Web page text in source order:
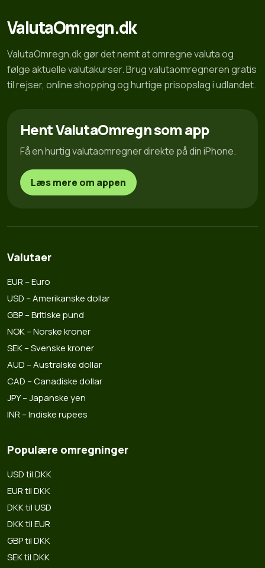
ValutaOmregn.dk
ValutaOmregn.dk gør det nemt at omregne valuta og
følge aktuelle valutakurser. Brug valutaomregneren gratis
til rejser, online shopping og hurtige prisopslag i udlandet.
Hent ValutaOmregn som app
Få en hurtig valutaomregner direkte på din iPhone.
Læs mere om appen
Valutaer
EUR – Euro
USD – Amerikanske dollar
GBP – Britiske pund
NOK – Norske kroner
SEK – Svenske kroner
AUD – Australske dollar
CAD – Canadiske dollar
JPY – Japanske yen
INR – Indiske rupees
Populære omregninger
USD til DKK
EUR til DKK
DKK til USD
DKK til EUR
GBP til DKK
SEK til DKK